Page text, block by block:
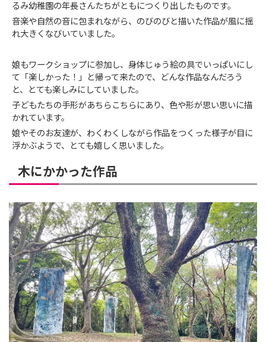
るみ幼稚園の年長さんたちがともにつくり出したものです。
音楽や自然の音に包まれながら、のびのびと描いた作品が風に揺
れ大きくなびいていました。
娘もワークショップに参加し、身体じゅう絵の具でいっぱいにし
て「楽しかった！」と帰って来たので、どんな作品なんだろう
と、とても楽しみにしていました。
子どもたちの手形があちらこちらにあり、色や形が思い思いに描
かれています。
娘やそのお友達が、わくわくしながら作品をつくった様子が目に
浮かぶようで、とても嬉しく思いました。
木にかかった作品